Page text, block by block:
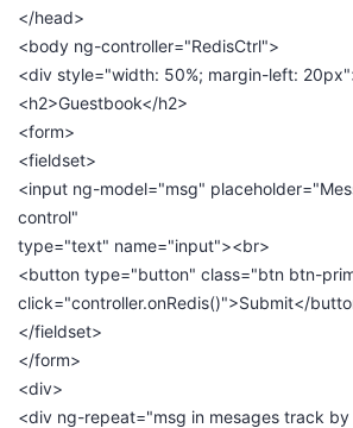
</head>
<body ng-controller="RedisCtrl">
<div style="width: 50%; margin-left:
<h2>Guestbook</h2>
<form>
<fieldset>
<input ng-model="msg"
control"
type="text" name="input"><br>
<button type="button" class="btn btn-
click="controller.onRedis()">Submit</
</fieldset>
</form>
<div>
<div ng-repeat="msg in mesages track